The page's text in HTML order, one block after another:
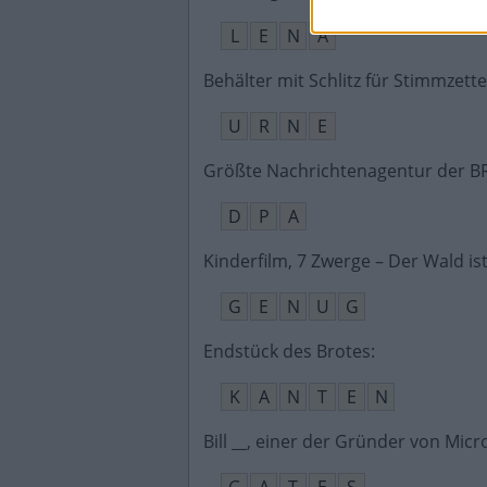
L
E N
A
Behälter mit Schlitz für
U
R N
E
Größte Nachrichtenagentur der
D
P
A
Kinderfilm, 7 Zwerge – Der Wald ist
G
E N U
G
Endstück des Brotes:
K
A N T E
N
Bill __, einer der Gründer von